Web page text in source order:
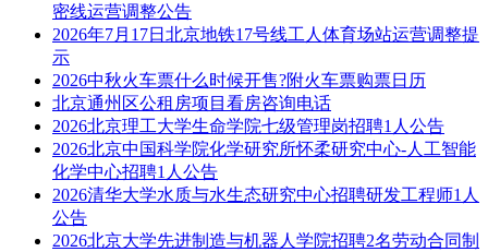
密线运营调整公告
2026年7月17日北京地铁17号线工人体育场站运营调整提
示
2026中秋火车票什么时候开售?附火车票购票日历
北京通州区公租房项目看房咨询电话
2026北京理工大学生命学院七级管理岗招聘1人公告
2026北京中国科学院化学研究所怀柔研究中心-人工智能
化学中心招聘1人公告
2026清华大学水质与水生态研究中心招聘研发工程师1人
公告
2026北京大学先进制造与机器人学院招聘2名劳动合同制